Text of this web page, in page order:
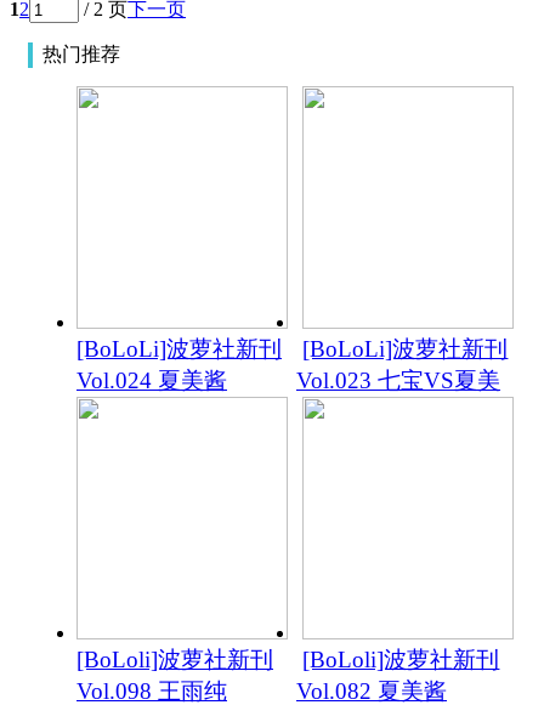
12 / 2 页下一页
热门推荐
[BoLoLi]波萝社新刊
Vol.024 夏美酱
[BoLoLi]波萝社新刊
Vol.023 七宝VS夏美
[BoLoli]波萝社新刊
Vol.098 王雨纯
[BoLoli]波萝社新刊
Vol.082 夏美酱